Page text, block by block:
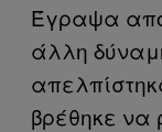
Έγραψα
άλλη
βρέθηκε να